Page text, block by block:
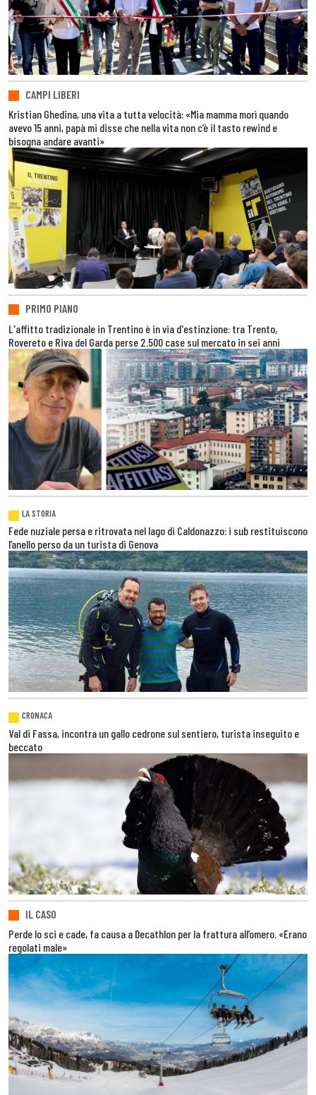
CAMPI LIBERI
Kristian Ghedina, una vita a tutta velocità: «Mia mamma morì quando
avevo 15 anni, papà mi disse che nella vita non c’è il tasto rewind e
bisogna andare avanti»
PRIMO PIANO
L'affitto tradizionale in Trentino è in via d'estinzione: tra Trento,
Rovereto e Riva del Garda perse 2.500 case sul mercato in sei anni
LA STORIA
Fede nuziale persa e ritrovata nel lago di Caldonazzo: i sub restituiscono
l’anello perso da un turista di Genova
CRONACA
Val di Fassa, incontra un gallo cedrone sul sentiero, turista inseguito e
beccato
IL CASO
Perde lo sci e cade, fa causa a Decathlon per la frattura all’omero. «Erano
regolati male»